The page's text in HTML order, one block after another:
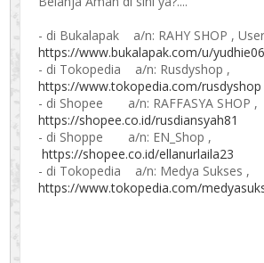
- di Bukalapak a/n: RAHY SHOP ,
https://www.bukalapak.com/u/yudhie06
- di Tokopedia a/n: Rusdyshop ,
https://www.tokopedia.com/rusdyshop
- di Shopee a/n: RAFFASYA SHOP ,
https://shopee.co.id/rusdiansyah81
- di Shoppe a/n: EN_Shop ,
https://shopee.co.id/ellanurlaila23
- di Tokopedia a/n: Medya Sukses ,
https://www.tokopedia.com/